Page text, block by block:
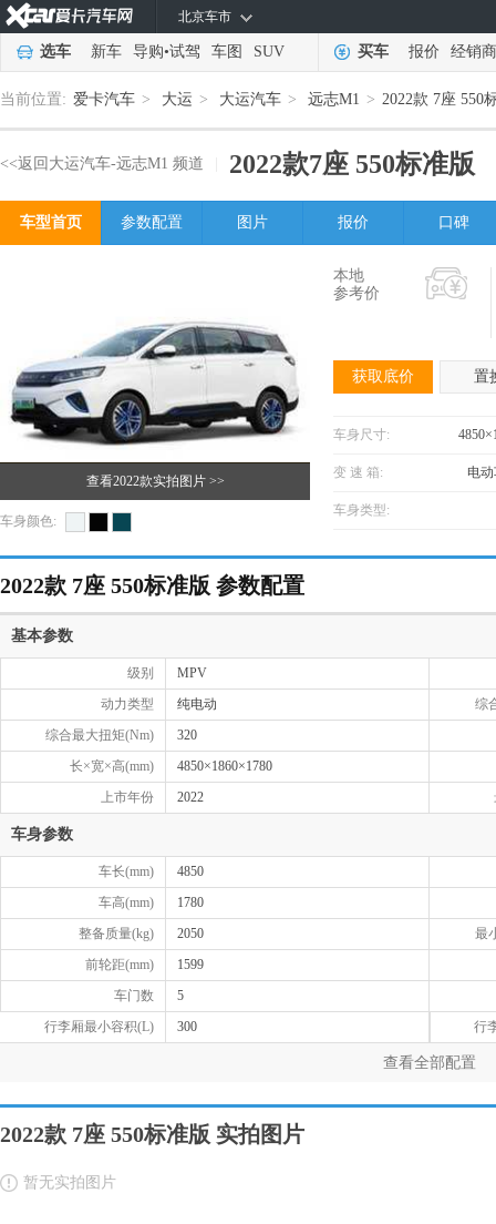
北京车市
选车 新车 导购•试驾 车图 SUV 买车 报价 经销商
当前位置: 爱卡汽车 > 大运 > 大运汽车 > 远志M1 > 2022款 7座 550
<<返回大运汽车-远志M1 频道 2022款7座 550标准版
车型首页 参数配置 图片 报价 口碑
查看2022款实拍图片 >>
车身颜色:
本地
参考价
获取底价 置
车身尺寸:
变 速 箱: 电
车身类型:
2022款 7座 550标准版 参数配置
基本参数
级别
MPV
动力类型
纯电动
综
综合最大扭矩(Nm)
320
长×宽×高(mm)
4850×1860×1780
上市年份
2022
车身参数
车长(mm)
4850
车高(mm)
1780
整备质量(kg)
2050
最
前轮距(mm)
1599
车门数
5
行李厢最小容积(L)
300 行
查看全部配置
2022款 7座 550标准版 实拍图片
暂无实拍图片